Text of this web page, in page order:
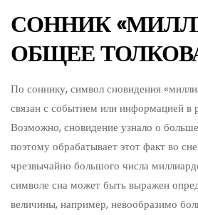
СОННИК
ОБЩЕЕ
По соннику, символ сновидения
связан с событием или информацией в
Возможно, сновидение узнало о
поэтому обрабатывает этот факт во
чрезвычайно большого числа
символе сна может быть выражен
величины, например, невообразимо